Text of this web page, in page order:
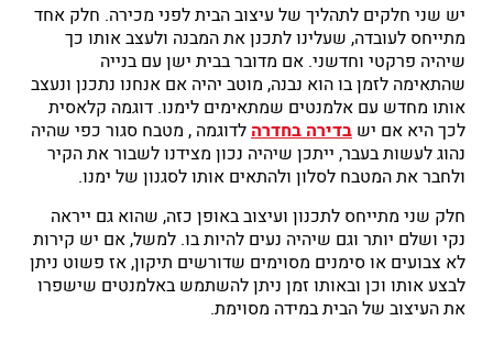
יש שני חלקים לתהליך של עיצוב הבית לפני מכירה. חלק אחד
מתייחס לעובדה, שעלינו לתכנן את המבנה ולעצב אותו כך
שיהיה פרקטי וחדשני. אם מדובר בבית ישן עם בנייה
שהתאימה לזמן בו הוא נבנה, מוטב יהיה אם אנחנו נתכנן ונעצב
אותו מחדש עם אלמנטים שמתאימים לימנו. דוגמה קלאסית
לכך היא אם יש בדירה בחדרה לדוגמה , מטבח סגור כפי שהיה
נהוג לעשות בעבר, ייתכן שיהיה נכון מצידנו לשבור את הקיר
ולחבר את המטבח לסלון ולהתאים אותו לסגנון של ימנו.
חלק שני מתייחס לתכנון ועיצוב באופן כזה, שהוא גם ייראה
נקי ושלם יותר וגם שיהיה נעים להיות בו. למשל, אם יש קירות
לא צבועים או סימנים מסוימים שדורשים תיקון, אז פשוט ניתן
לבצע אותו וכן ובאותו זמן ניתן להשתמש באלמנטים שישפרו
את העיצוב של הבית במידה מסוימת.